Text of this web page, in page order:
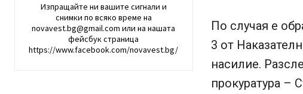
Изпращайте ни вашите сигнали и
снимки по всяко време на
novavest.bg@gmail.com или на нашата
фейсбук страница
https://www.facebook.com/novavest.bg/
По случая е
3 от
насилие.
прокуратура –